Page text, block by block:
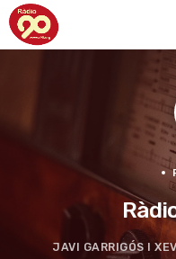
JAVI GARRIGÓS I